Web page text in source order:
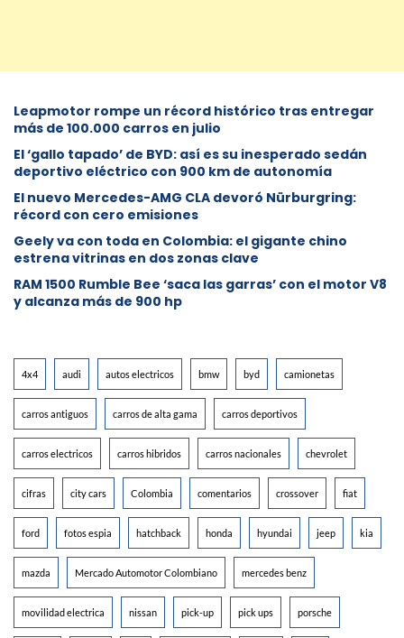
Leapmotor rompe un récord histórico tras entregar
más de 100.000 carros en julio
El ‘gallo tapado’ de BYD: así es su inesperado sedán
deportivo eléctrico con 900 km de autonomía
El nuevo Mercedes-AMG CLA devoró Nürburgring:
récord con cero emisiones
Geely va con toda en Colombia: el gigante chino
estrena vitrinas en dos zonas clave
RAM 1500 Rumble Bee ‘saca las garras’ con el motor V8
y alcanza más de 900 hp
4x4 audi autos electricos bmw byd camionetas
carros antiguos carros de alta gama carros deportivos
carros electricos carros hibridos carros nacionales chevrolet
cifras city cars Colombia comentarios crossover fiat
ford fotos espia hatchback honda hyundai jeep kia
mazda Mercado Automotor Colombiano mercedes benz
movilidad electrica nissan pick-up pick ups porsche